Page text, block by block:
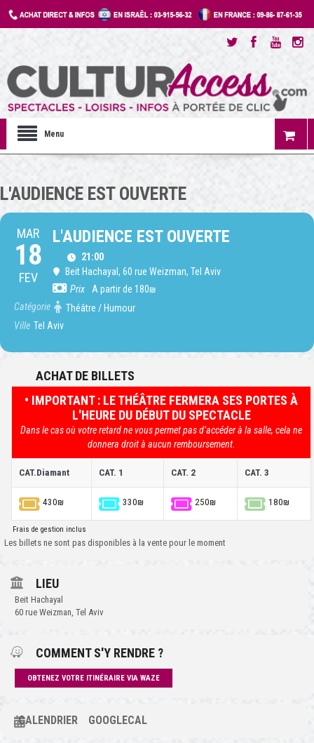
Menu
L'AUDIENCE EST OUVERTE
MAR
18
FEV
L'AUDIENCE EST OUVERTE
21:00
Beit Hachayal , 60 rue Weizman, Tel Aviv
Prix
A partir de 180₪
Catégorie
Théâtre / Humour
Ville Tel Aviv
ACHAT DE BILLETS
• IMPORTANT : LE THÉÂTRE FERMERA SES PORTES À
L'HEURE DU DÉBUT DU SPECTACLE
Dans le cas où votre retard ne vous permet pas d’accéder à la salle, cela ne
donnera droit à aucun remboursement.
CAT.Diamant CAT. 1 CAT. 2 CAT. 3
430₪ 330₪ 250₪ 180₪
Frais de gestion inclus
Les billets ne sont pas disponibles à la vente pour le moment
LIEU
Beit Hachayal
60 rue Weizman, Tel Aviv
COMMENT S'Y RENDRE ?
OBTENEZ VOTRE ITINÉRAIRE VIA WAZE
CALENDRIER GOOGLECAL